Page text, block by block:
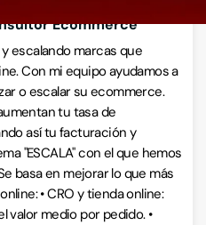
Ecommerce
escalando marcas que
Con mi equipo ayudamos a
o escalar su ecommerce.
tu tasa de
así tu facturación y
"ESCALA" con el que hemos
basa en mejorar lo que más
• CRO y tienda online:
valor medio por pedido. •